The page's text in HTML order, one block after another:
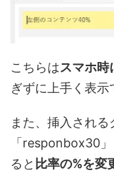
こちらはスマホ時
ぎずに上手く表示
また、挿入され
「responbox30
ると 比率の%を変